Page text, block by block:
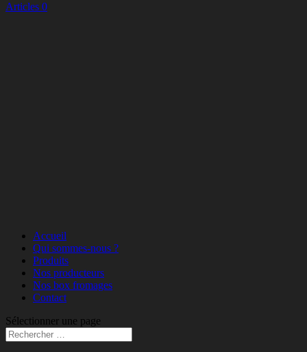
Articles 0
Accueil
Qui sommes-nous ?
Produits
Nos producteurs
Nos box fromages
Contact
Sélectionner une page